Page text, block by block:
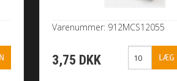
Varenummer: 912MCS12055
3,75 DKK